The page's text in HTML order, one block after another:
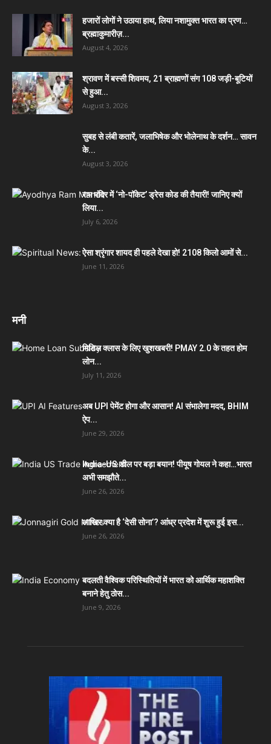
हजारों लोगों ने उठाया हाथ, लिया नशामुक्त भारत का प्रण…
ब्रह्माकुमारीज़...
August 4, 2026
श्रावण में बस्सी शिवमय, 21 ब्राह्मणों संग 108 जड़ी-बूटियों
से हुआ...
August 3, 2026
सुबह से लंबी कतारें, जलाभिषेक और भोलेनाथ के दर्शन… सावन
के...
August 3, 2026
राम मंदिर में ‘नो-पॉकेट’ ड्रेस कोड की तैयारी! जानिए क्यों
लिया...
July 6, 2026
ऐसा श्रृंगार शायद ही पहले देखा हो! 2108 किलो आमों से...
June 11, 2026
मनी
मिडिल क्लास के लिए खुशखबरी! PMAY 2.0 के तहत होम
लोन...
July 11, 2026
अब UPI पेमेंट होगा और आसान! AI संभालेगा मदद, BHIM
ऐप...
June 29, 2026
India-US डील पर बड़ा बयान! पीयूष गोयल ने कहा…भारत
अभी समझौते...
June 26, 2026
आखिर क्या है ‘देसी सोना’? आंध्र प्रदेश में शुरू हुई इस...
June 26, 2026
बदलती वैश्विक परिस्थितियों में भारत को आर्थिक महाशक्ति
बनाने हेतु ठोस...
June 9, 2026